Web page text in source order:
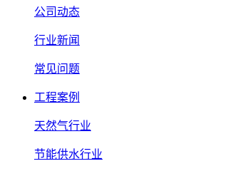
公司动态
行业新闻
常见问题
工程案例
天然气行业
节能供水行业